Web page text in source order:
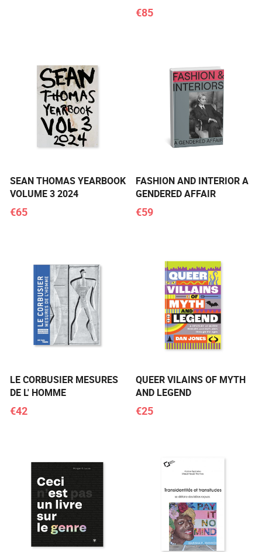
€85
SEAN THOMAS YEARBOOK
VOLUME 3 2024
€65
FASHION AND INTERIOR A
GENDERED AFFAIR
€59
LE CORBUSIER MESURES
DE L' HOMME
€42
QUEER VILAINS OF MYTH
AND LEGEND
€25